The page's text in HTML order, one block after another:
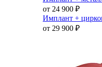
от 24 900 ₽
Имплант +
от 29 900 ₽